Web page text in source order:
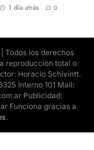
1 día atrás 0
Todos los derechos
reproducción total o
Horacio Schivintt.
Interno 101 Mail:
Publicidad:
Funciona gracias a
.